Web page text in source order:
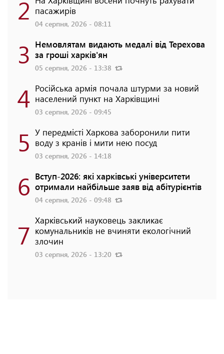
2 пасажирів
04 серпня, 2026 - 08:11
3 Немовлятам видають медалі від Терехова
за гроші харків'ян
05 серпня, 2026 - 13:38
4 Російська армія почала штурми за новий
населений пункт на Харківщині
03 серпня, 2026 - 09:45
5 У передмісті Харкова заборонили пити
воду з кранів і мити нею посуд
03 серпня, 2026 - 14:18
6 Вступ-2026: які харківські університети
отримали найбільше заяв від абітурієнтів
04 серпня, 2026 - 09:48
7 Харківський науковець закликає
комунальників не вчиняти екологічний
злочин
03 серпня, 2026 - 13:20